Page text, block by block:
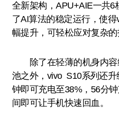
全新架构，APU+AIE一共
了AI算法的稳定运行，使
幅提升，可轻松应对复杂
除了在轻薄的机身内容
池之外，vivo S10系列还
钟即可充电至38%，56分
间即可让手机快速回血。